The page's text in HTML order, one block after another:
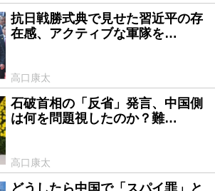
抗日戦勝式典で見せた習近平の存
在感、アクティブな軍隊を…
高口康太
石破首相の「反省」発言、中国側
は何を問題視したのか？難…
高口康太